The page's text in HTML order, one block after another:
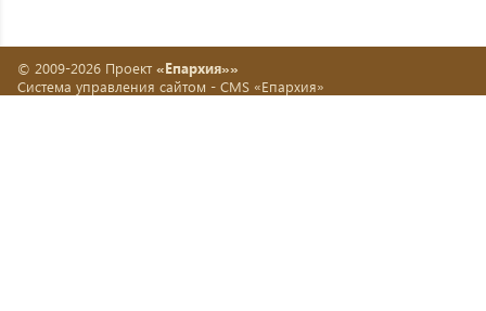
© 2009-2026 Проект «Епархия»»
Система управления сайтом - CMS «Епархия»